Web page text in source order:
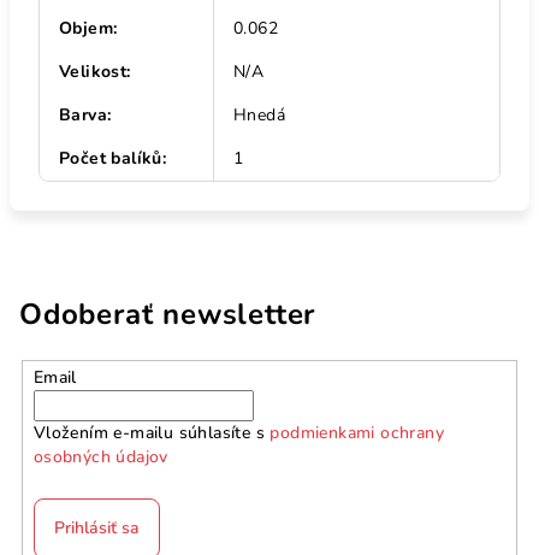
Objem:
0.062
Velikost:
N/A
Barva:
Hnedá
Počet balíků: 1
Odoberať newsletter
Email
Vložením e-mailu súhlasíte s podmienkami ochrany
osobných údajov
Prihlásiť sa